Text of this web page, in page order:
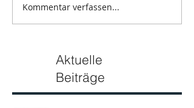
Kommentar verfassen...
Aktuelle
Beiträge